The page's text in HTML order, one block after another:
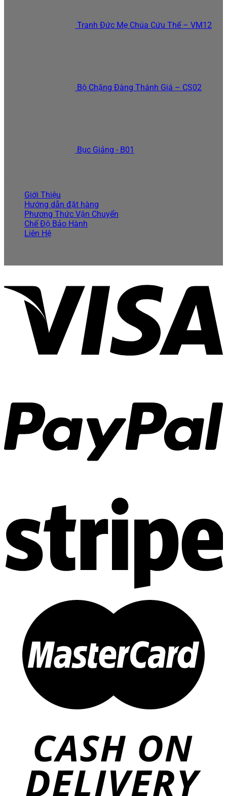
Tranh Đức Mẹ Chúa Cứu Thế – VM12
Bộ Chặng Đàng Thánh Giá – CS02
Bục Giảng - B01
Giới Thiệu
Hướng dẫn đặt hàng
Phương Thức Vận Chuyển
Chế Độ Bảo Hành
Liên Hệ